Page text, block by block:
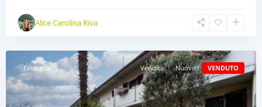
Alice Carolina Riva
Concorezzo,
Evidenza Vendita Nuovo VENDUTO